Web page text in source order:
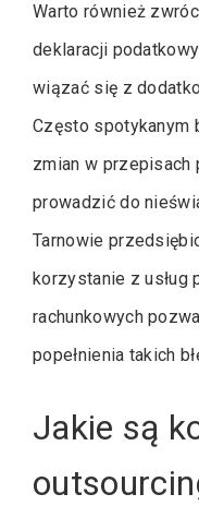
Warto również
deklaracji
wiązać się z
Często spotykanym
zmian w przepisach
prowadzić do
Tarnowie
korzystanie z usług
rachunkowych
popełnienia takich
Jakie są